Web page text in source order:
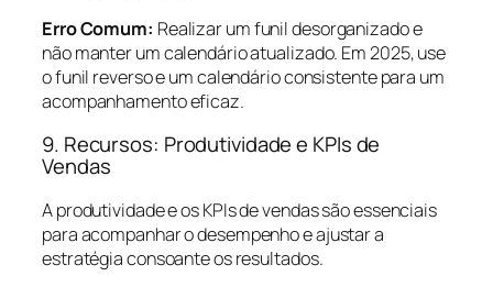
Erro Comum: Realizar um funil desorganizado e
não manter um calendário atualizado. Em 2025, use
o funil reverso e um calendário consistente para um
acompanhamento eficaz.
9. Recursos: Produtividade e KPIs de
Vendas
A produtividade e os KPIs de vendas são essenciais
para acompanhar o desempenho e ajustar a
estratégia consoante os resultados.